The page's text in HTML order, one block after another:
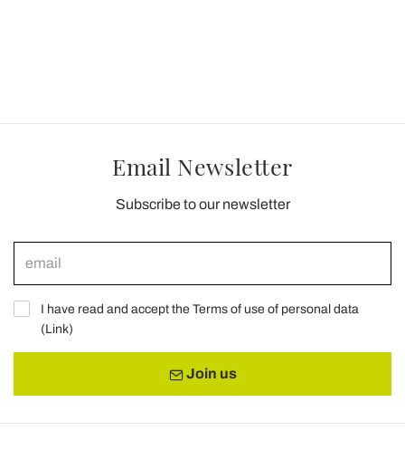
Email Newsletter
Subscribe to our newsletter
I have read and accept the Terms of use of personal data
(Link)
Join us